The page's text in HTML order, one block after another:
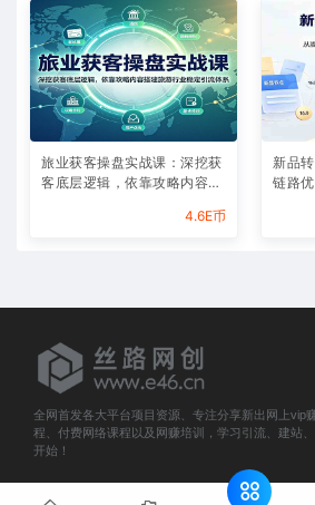
旅业获客操盘实战课：深挖获
客底层逻辑，依靠攻略内容搭
4.6E币
新品
链路
全网首发各大平台项目资源、专注分享新出网上vip
程、付费网络课程以及网赚培训，学习引流、建站
开始！